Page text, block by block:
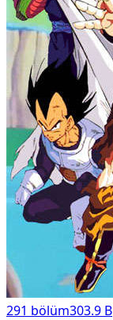
291 bölüm303.9 B